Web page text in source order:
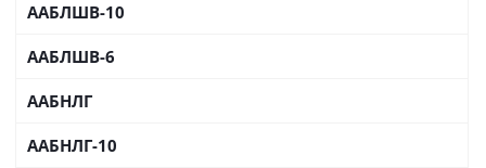
ААБЛШВ-10
ААБЛШВ-6
ААБНЛГ
ААБНЛГ-10